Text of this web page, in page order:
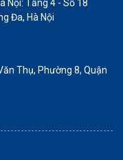
Nội: Tầng 4 - Số 18
Đa, Hà Nội
Thụ, Phường 8, Quận